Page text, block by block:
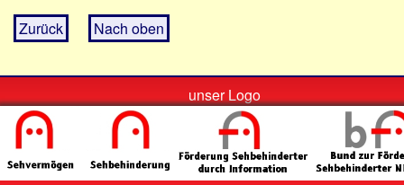
Zurück Nach oben
unser Logo